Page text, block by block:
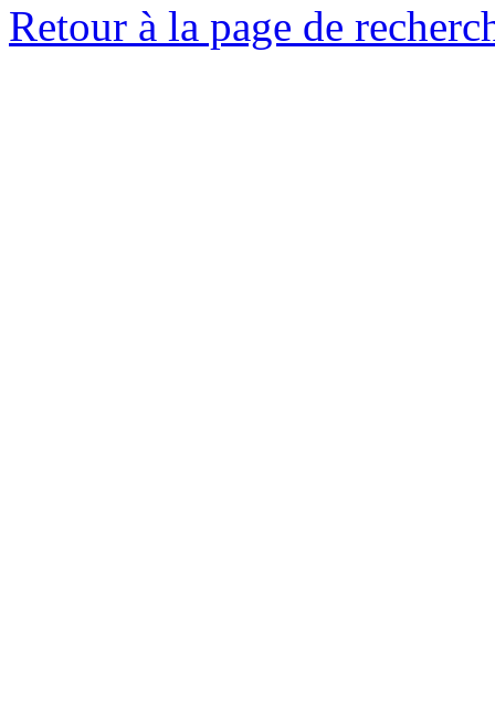
Retour à la page de